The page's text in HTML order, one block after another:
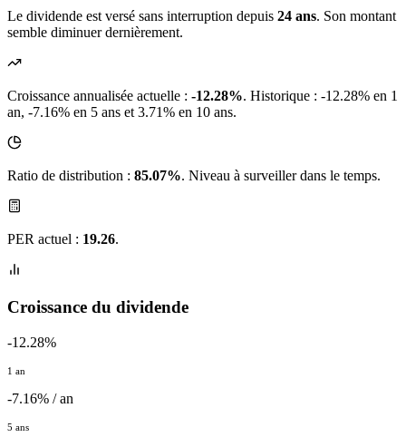
Le dividende est versé sans interruption depuis 24 ans. Son montant
semble diminuer dernièrement.
Croissance annualisée actuelle : -12.28%. Historique : -12.28% en 1
an, -7.16% en 5 ans et 3.71% en 10 ans.
Ratio de distribution : 85.07%. Niveau à surveiller dans le temps.
PER actuel : 19.26.
Croissance du dividende
-12.28%
1 an
-7.16% / an
5 ans